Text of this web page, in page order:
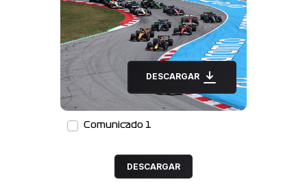
DESCARGAR
Comunicado 1
DESCARGAR